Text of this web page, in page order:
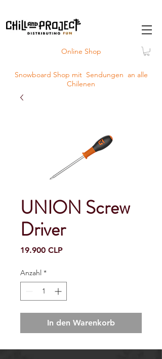
Online Shop
Snowboard Shop mit Sendungen an alle
Chilenen
UNION Screw
Driver
19.900 CLPPreis
Anzahl *
In den Warenkorb